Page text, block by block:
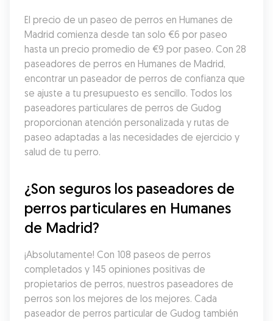
El precio de un paseo de perros en Humanes de
Madrid comienza desde tan solo €6 por paseo
hasta un precio promedio de €9 por paseo. Con 28
paseadores de perros en Humanes de Madrid,
encontrar un paseador de perros de confianza que
se ajuste a tu presupuesto es sencillo. Todos los
paseadores particulares de perros de Gudog
proporcionan atención personalizada y rutas de
paseo adaptadas a las necesidades de ejercicio y
salud de tu perro.
¿Son seguros los paseadores de
perros particulares en Humanes
de Madrid?
¡Absolutamente! Con 108 paseos de perros
completados y 145 opiniones positivas de
propietarios de perros, nuestros paseadores de
perros son los mejores de los mejores. Cada
paseador de perros particular de Gudog también